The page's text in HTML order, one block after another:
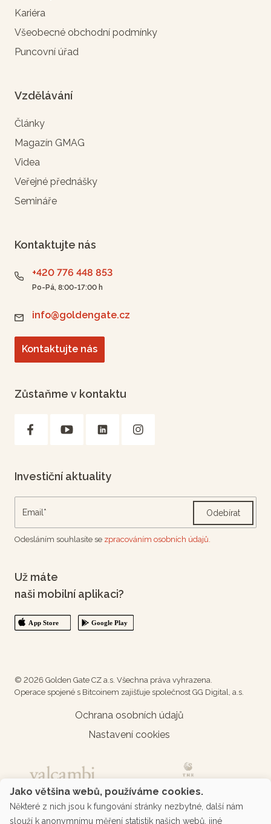
Kariéra
Všeobecné obchodní podmínky
Puncovní úřad
Vzdělávání
Články
Magazín GMAG
Videa
Veřejné přednášky
Semináře
Kontaktujte nás
+420 776 448 853
Po-Pá, 8:00-17:00 h
info@goldengate.cz
Kontaktujte nás
Zůstaňme v kontaktu
Investiční aktuality
Odebírat
Odesláním souhlasíte se zpracováním osobních údajů.
Už máte
naši mobilní aplikaci?
© 2026 Golden Gate CZ a.s. Všechna práva vyhrazena.
Operace spojené s Bitcoinem zajišťuje společnost GG Digital, a.s.
Ochrana osobních údajů
Nastavení cookies
Jako většina webů, používáme cookies.
Některé z nich jsou k fungování stránky nezbytné, další nám
slouží k anonymnímu měření statistik našich webů, jiné